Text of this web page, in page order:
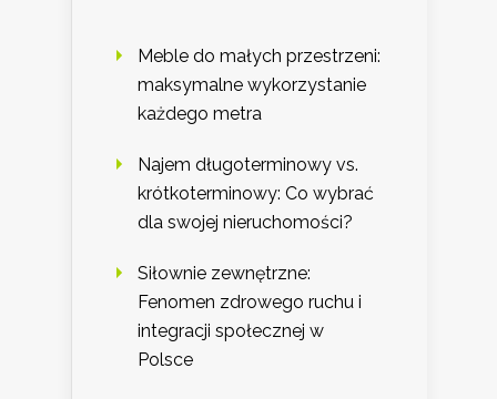
Meble do małych przestrzeni:
maksymalne wykorzystanie
każdego metra
Najem długoterminowy vs.
krótkoterminowy: Co wybrać
dla swojej nieruchomości?
Siłownie zewnętrzne:
Fenomen zdrowego ruchu i
integracji społecznej w
Polsce